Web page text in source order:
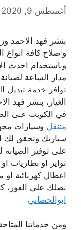
أغسطس 9, 2020
بنشر فهد الاحمد
واصلاح كافة
وباستخدام احدث
مدار الساعة لصيانة
توافر خدمة تبديل
الغيار، بنشر فهد
في الكويت على
متنقل وسيارات
سيارتك وتحقق لك
على توفير الصيانة
تواير او بطاريات
اعطال كهربائية او
نصلك على الفور،
ابوالحصاني
ومن خدماتنا